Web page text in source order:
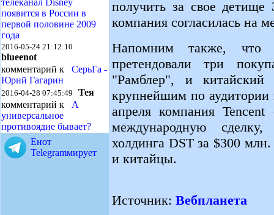
телеканал Disney
появится в России в
первой половине 2009
года
2016-05-24 21:12:10
blueenot
комментарий к СерьГа -
Юрий Гагарин
2016-04-28 07:45:49 Тея
комментарий к А
универсальное
противоядие бывает?
Енот
Telegramмирует
получить за свое
компания согласилась на
Напомним также,
претендовали три
"Рамблер", и китайский
крупнейшим по
апреля компания
международную
холдинга DST за $300
и китайцы.
Источник: Вебпланета